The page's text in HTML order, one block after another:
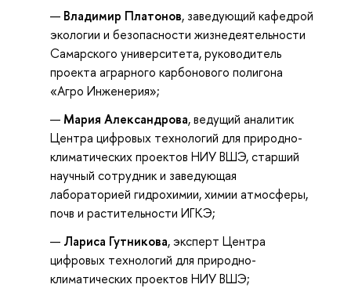
Владимир Платонов, заведующий кафедрой
экологии и безопасности жизнедеятельности
Самарского университета, руководитель
проекта аграрного карбонового полигона
«Агро Инженерия»;
Мария Александрова, ведущий аналитик
Центра цифровых технологий для природно-
климатических проектов НИУ ВШЭ, старший
научный сотрудник и заведующая
лабораторией гидрохимии, химии атмосферы,
почв и растительности ИГКЭ;
Лариса Гутникова, эксперт Центра
цифровых технологий для природно-
климатических проектов НИУ ВШЭ;